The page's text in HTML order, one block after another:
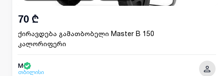
ქირავდება გამათბობელი Master B 150
კალორიფერი
70 ₾
M
თბილისი